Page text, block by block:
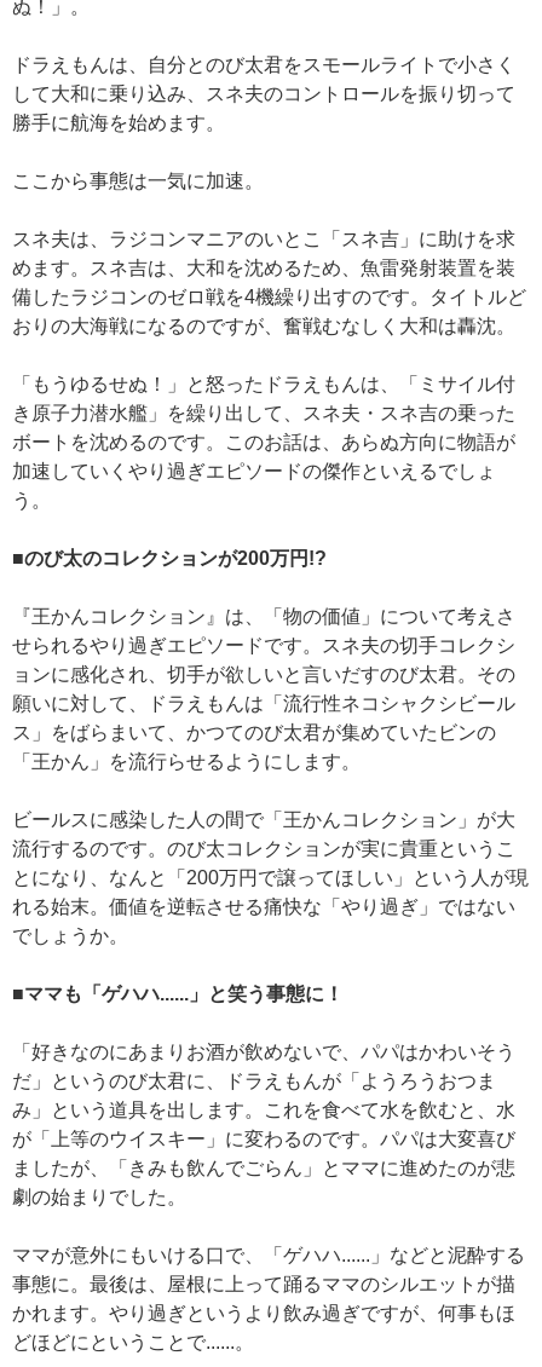
ぬ！」。
ドラえもんは、自分とのび太君をスモールライトで小さく
して大和に乗り込み、スネ夫のコントロールを振り切って
勝手に航海を始めます。
ここから事態は一気に加速。
スネ夫は、ラジコンマニアのいとこ「スネ吉」に助けを求
めます。スネ吉は、大和を沈めるため、魚雷発射装置を装
備したラジコンのゼロ戦を4機繰り出すのです。タイトルど
おりの大海戦になるのですが、奮戦むなしく大和は轟沈。
「もうゆるせぬ！」と怒ったドラえもんは、「ミサイル付
き原子力潜水艦」を繰り出して、スネ夫・スネ吉の乗った
ボートを沈めるのです。このお話は、あらぬ方向に物語が
加速していくやり過ぎエピソードの傑作といえるでしょ
う。
■のび太のコレクションが200万円!?
『王かんコレクション』は、「物の価値」について考えさ
せられるやり過ぎエピソードです。スネ夫の切手コレクシ
ョンに感化され、切手が欲しいと言いだすのび太君。その
願いに対して、ドラえもんは「流行性ネコシャクシビール
ス」をばらまいて、かつてのび太君が集めていたビンの
「王かん」を流行らせるようにします。
ビールスに感染した人の間で「王かんコレクション」が大
流行するのです。のび太コレクションが実に貴重というこ
とになり、なんと「200万円で譲ってほしい」という人が現
れる始末。価値を逆転させる痛快な「やり過ぎ」ではない
でしょうか。
■ママも「ゲハハ......」と笑う事態に！
「好きなのにあまりお酒が飲めないで、パパはかわいそう
だ」というのび太君に、ドラえもんが「ようろうおつま
み」という道具を出します。これを食べて水を飲むと、水
が「上等のウイスキー」に変わるのです。パパは大変喜び
ましたが、「きみも飲んでごらん」とママに進めたのが悲
劇の始まりでした。
ママが意外にもいける口で、「ゲハハ......」などと泥酔する
事態に。最後は、屋根に上って踊るママのシルエットが描
かれます。やり過ぎというより飲み過ぎですが、何事もほ
どほどにということで......。